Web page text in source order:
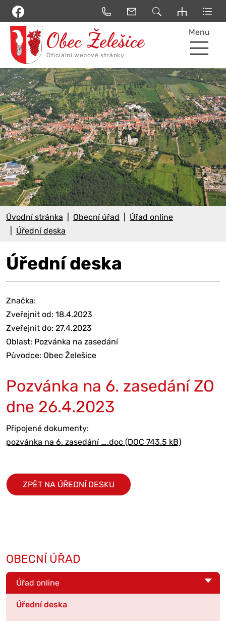
Menu
Úvodní stránka Obecní úřad
Úřad online
Úřední deska
Úřední deska
Značka:
Zveřejnit od: 18.4.2023
Zveřejnit do: 27.4.2023
Oblast: Pozvánka na zasedání
Původce: Obec Želešice
Pozvánka na 6. zasedání ZO
dne 26.4.2023
Připojené dokumenty:
pozvánka na 6. zasedání _.doc (DOC 743.5 kB)
ZPĚT NA ÚŘEDNÍ DESKU
OBECNÍ ÚŘAD
Úřad online
Úřední deska